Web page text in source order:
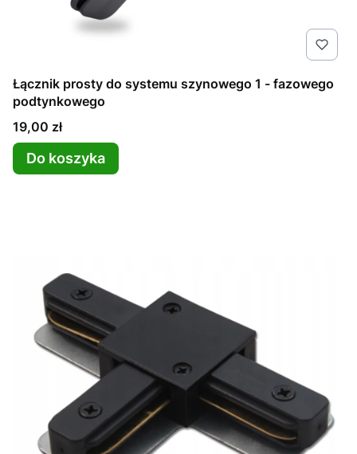
Łącznik prosty do systemu szynowego 1 - fazowego
podtynkowego
Cena
19,00 zł
Do koszyka